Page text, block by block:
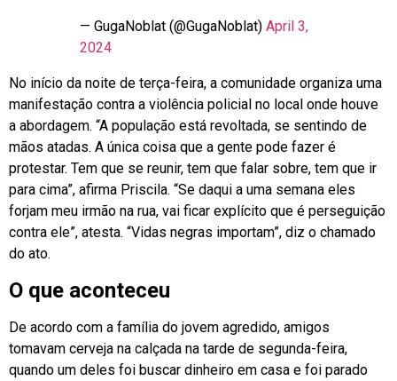
— GugaNoblat (@GugaNoblat) April 3,
2024
No início da noite de terça-feira, a comunidade organiza uma
manifestação contra a violência policial no local onde houve
a abordagem. “A população está revoltada, se sentindo de
mãos atadas. A única coisa que a gente pode fazer é
protestar. Tem que se reunir, tem que falar sobre, tem que ir
para cima”, afirma Priscila. “Se daqui a uma semana eles
forjam meu irmão na rua, vai ficar explícito que é perseguição
contra ele”, atesta. “Vidas negras importam”, diz o chamado
do ato.
O que aconteceu
De acordo com a família do jovem agredido, amigos
tomavam cerveja na calçada na tarde de segunda-feira,
quando um deles foi buscar dinheiro em casa e foi parado